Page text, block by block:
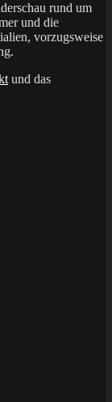
rund um
und die
vorzugsweise
und das